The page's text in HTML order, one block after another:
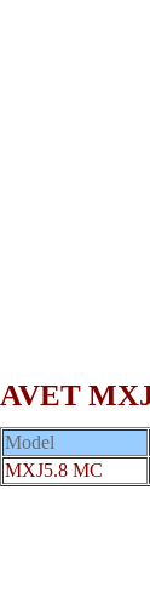
AVET
Model
MXJ5.8 MC